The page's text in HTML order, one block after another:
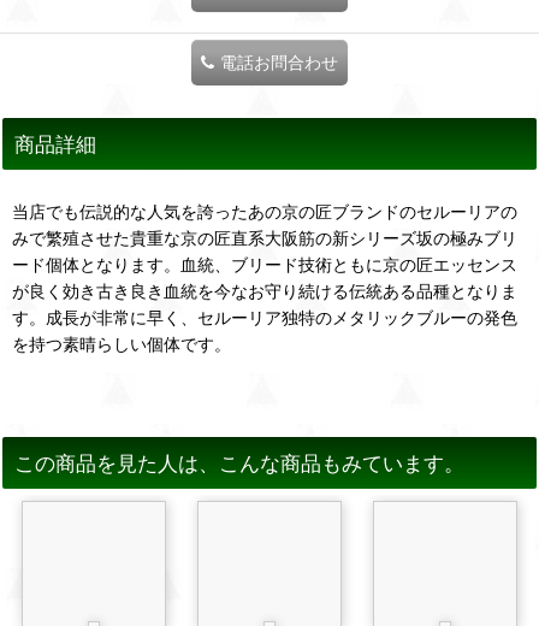
電話お問合わせ
商品詳細
当店でも伝説的な人気を誇ったあの京の匠ブランドのセルーリアの
みで繁殖させた貴重な京の匠直系大阪筋の新シリーズ坂の極みブリ
ード個体となります。血統、ブリード技術ともに京の匠エッセンス
が良く効き古き良き血統を今なお守り続ける伝統ある品種となりま
す。成長が非常に早く、セルーリア独特のメタリックブルーの発色
を持つ素晴らしい個体です。
この商品を見た人は、こんな商品もみています。